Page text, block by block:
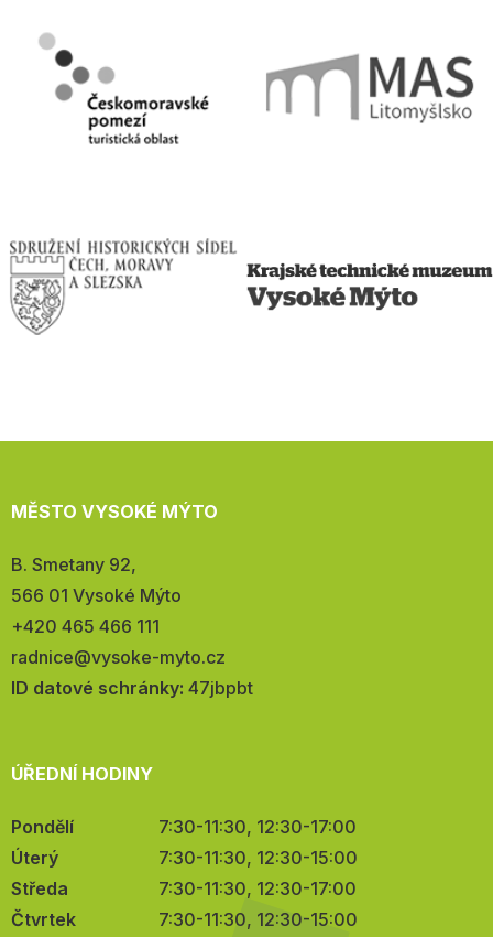
MĚSTO VYSOKÉ MÝTO
Adresa:
B. Smetany 92,
566 01 Vysoké Mýto
Telefon:
+420 465 466 111
E-
mail:
radnice@vysoke-myto.cz
ID datové schránky: 47jbpbt
ÚŘEDNÍ HODINY
Pondělí
7:30-11:30, 12:30-17:00
Úterý
7:30-11:30, 12:30-15:00
Středa
7:30-11:30, 12:30-17:00
Čtvrtek
7:30-11:30, 12:30-15:00